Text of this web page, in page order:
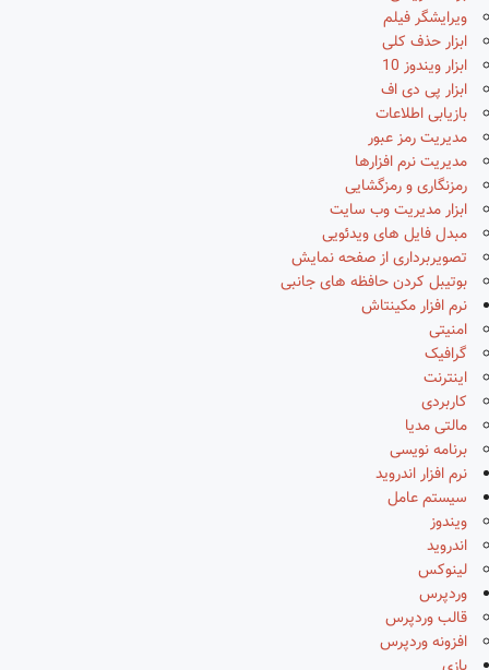
ویرایشگر فیلم
ابزار حذف کلی
ابزار ویندوز 10
ابزار پی دی اف
بازیابی اطلاعات
مدیریت رمز عبور
مدیریت نرم افزارها
رمزنگاری و رمزگشایی
ابزار مدیریت وب سایت
مبدل فایل های ویدئویی
تصویربرداری از صفحه نمایش
بوتیبل کردن حافظه های جانبی
نرم افزار مکینتاش
امنیتی
گرافیک
اینترنت
کاربردی
مالتی مدیا
برنامه نویسی
نرم افزار اندروید
سیستم عامل
ویندوز
اندروید
لینوکس
وردپرس
قالب وردپرس
افزونه وردپرس